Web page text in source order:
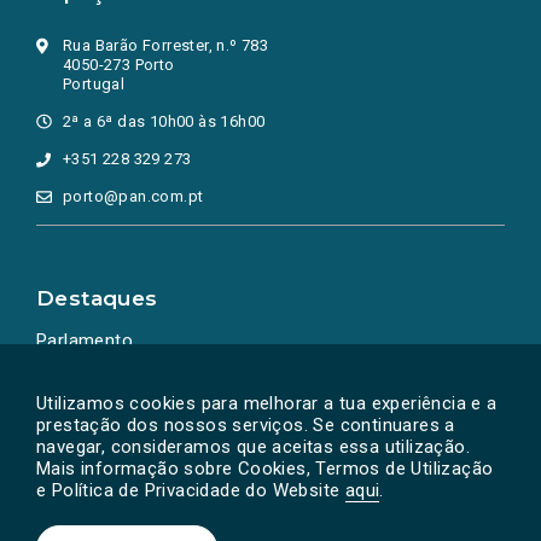
Utilizamos cookies para melhorar a tua experiência e a
prestação dos nossos serviços. Se continuares a
navegar, consideramos que aceitas essa utilização.
Mais informação sobre Cookies, Termos de Utilização
e Política de Privacidade do Website aqui.
Rua Barão Forrester, n.º 783
4050-273 Porto
Portugal
2ª a 6ª das 10h00 às 16h00
+351 228 329 273
porto@pan.com.pt
Destaques
Parlamento